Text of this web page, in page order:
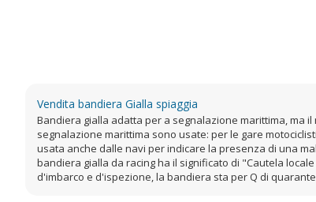
Vendita bandiera Gialla spiaggia
Bandiera gialla adatta per a segnalazione marittima, ma
segnalazione marittima sono usate: per le gare
usata anche dalle navi per indicare la presenza di una
bandiera gialla da racing ha il significato di "Cautela
d'imbarco e d'ispezione, la bandiera sta per Q di